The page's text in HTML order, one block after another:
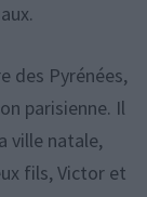
des Pyrénées,
parisienne. Il
ville natale,
fils, Victor et